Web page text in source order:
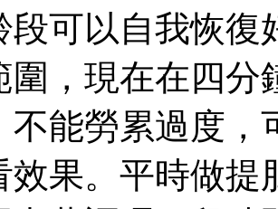
段可以自我恢復
圍，現在在四
不能勞累過度
效果。平時做